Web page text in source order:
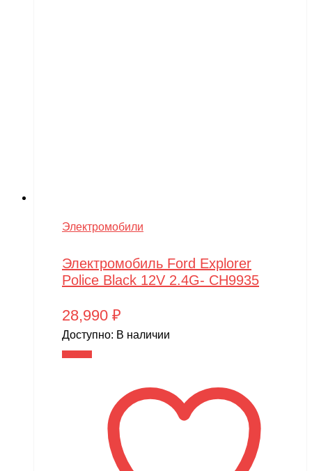
Электромобили
Электромобиль Ford Explorer
Police Black 12V 2.4G- CH9935
28,990 ₽
Доступно: В наличии